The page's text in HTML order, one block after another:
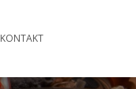
KONTAKT